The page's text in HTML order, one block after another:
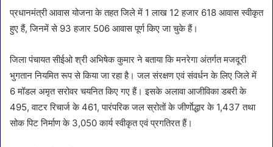
प्रधानमंत्री आवास योजना के तहत जिले में 1 लाख 12 हजार 618 आवास स्वीकृत
हुए हैं, जिनमें से 93 हजार 506 आवास पूर्ण किए जा चुके हैं।
जिला पंचायत सीईओ श्री अभिषेक कुमार ने बताया कि मनरेगा अंतर्गत मजदूरी
भुगतान नियमित रूप से किया जा रहा है। जल संरक्षण एवं संवर्धन के लिए जिले में
6 मॉडल अमृत सरोवर चयनित किए गए हैं। इसके अलावा आजीविका डबरी के
495, वाटर रिचार्ज के 461, पारंपरिक जल स्रोतों के जीर्णाेद्धार के 1,437 तथा
सोक पिट निर्माण के 3,050 कार्य स्वीकृत एवं प्रगतिरत हैं।